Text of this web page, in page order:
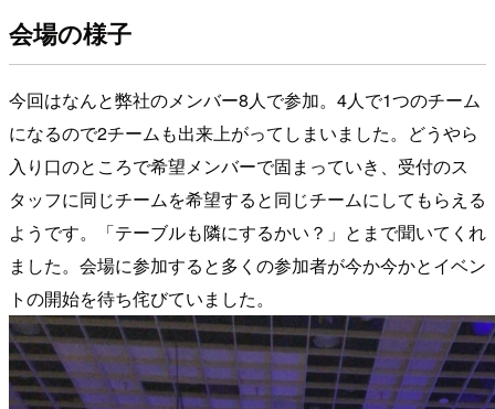
会場の様子
今回はなんと弊社のメンバー8人で参加。4人で1つのチーム
になるので2チームも出来上がってしまいました。どうやら
入り口のところで希望メンバーで固まっていき、受付のス
タッフに同じチームを希望すると同じチームにしてもらえる
ようです。「テーブルも隣にするかい？」とまで聞いてくれ
ました。会場に参加すると多くの参加者が今か今かとイベン
トの開始を待ち侘びていました。